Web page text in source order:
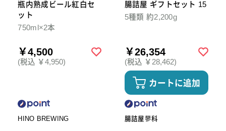
瓶内熟成ビール紅白セ
ット
750ml×2本
￥4,500
(税込 ￥4,950)
HINO BREWING
ハム ベーコン スライスナイ
フ
腸詰屋 ギフトセット 15
5種類 約2,200g
￥26,354
(税込 ￥28,462)
カートに追加
腸詰屋蓼科